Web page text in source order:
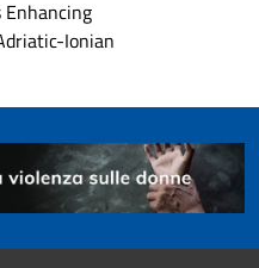
Enhancing
Ionian